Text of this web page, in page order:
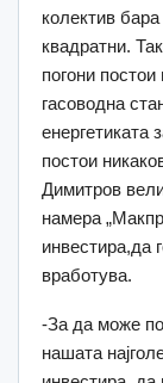
колектив
квадратни.
погони
гасоводна
енергетиката
постои
Димитров
намера
инвестира,да
вработува.
-За да може
нашата